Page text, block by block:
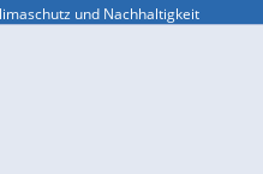
und Nachhaltigkeit